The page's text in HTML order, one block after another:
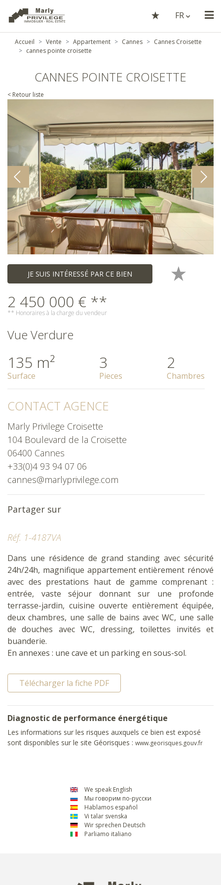
FR
Accueil Vente Appartement Cannes
Cannes Croisette
cannes pointe croisette
CANNES POINTE CROISETTE
< Retour liste
Réf. 1-4187VA
Dans une résidence de grand standing avec sécurité
24h/24h, magnifique appartement entièrement rénové
avec des prestations haut de gamme comprenant :
entrée, vaste séjour donnant sur une profonde
terrasse-jardin, cuisine ouverte entièrement équipée,
deux chambres, une salle de bains avec WC, une salle
de douches avec WC, dressing, toilettes invités et
buanderie.
En annexes : une cave et un parking en sous-sol.
Télécharger la fiche PDF
Diagnostic de performance énergétique
Les informations sur les risques auxquels ce bien est exposé
sont disponibles sur le site Géorisques : www.georisques.gouv.fr
JE SUIS INTÉRESSÉ PAR CE BIEN
2 450 000 € **
** Honoraires à la charge du vendeur
Vue Verdure
135 m²
Surface
3
Pieces
2
Chambres
CONTACT AGENCE
Marly Privilege Croisette
104 Boulevard de la Croisette
06400 Cannes
+33(0)4 93 94 07 06
cannes@marlyprivilege.com
Partager sur
We speak English
Мы говорим по-русски
Hablamos español
Vi talar svenska
Wir sprechen Deutsch
Parliamo italiano